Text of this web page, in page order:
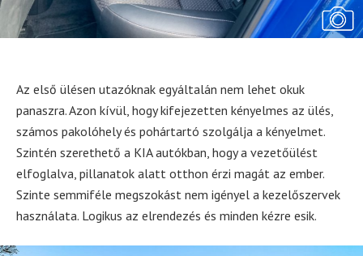
Az első ülésen utazóknak egyáltalán nem lehet okuk
panaszra. Azon kívül, hogy kifejezetten kényelmes az ülés,
számos pakolóhely és pohártartó szolgálja a kényelmet.
Szintén szerethető a KIA autókban, hogy a vezetőülést
elfoglalva, pillanatok alatt otthon érzi magát az ember.
Szinte semmiféle megszokást nem igényel a kezelőszervek
használata. Logikus az elrendezés és minden kézre esik.